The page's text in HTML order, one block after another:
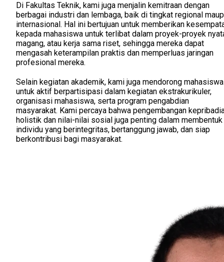
Di Fakultas Teknik, kami juga menjalin kemitraan dengan
berbagai industri dan lembaga, baik di tingkat regional
internasional. Hal ini bertujuan untuk memberikan
kepada mahasiswa untuk terlibat dalam proyek-proyek
magang, atau kerja sama riset, sehingga mereka dapat
mengasah keterampilan praktis dan memperluas jaringan
profesional mereka.
Selain kegiatan akademik, kami juga mendorong mahasiswa
untuk aktif berpartisipasi dalam kegiatan ekstrakurikuler,
organisasi mahasiswa, serta program pengabdian
masyarakat. Kami percaya bahwa pengembangan
holistik dan nilai-nilai sosial juga penting dalam membentuk
individu yang berintegritas, bertanggung jawab, dan siap
berkontribusi bagi masyarakat.